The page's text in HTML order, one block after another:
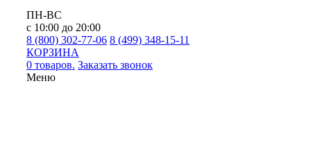
ПН-ВС
с 10:00 до 20:00
8 (800) 302-77-06 8 (499) 348-15-11
КОРЗИНА
0 товаров. Заказать звонок
Меню